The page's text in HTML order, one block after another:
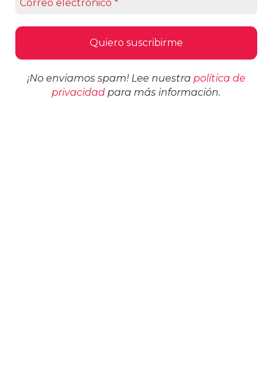
¡No enviamos spam! Lee nuestra política de
privacidad para más información.